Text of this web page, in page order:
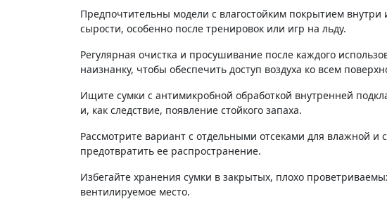
Предпочтительны модели с влагостойким покрытием
сырости, особенно после тренировок или игр на льду.
Регулярная очистка и просушивание после каждого
наизнанку, чтобы обеспечить доступ воздуха ко всем
Ищите сумки с антимикробной обработкой внутренней
и, как следствие, появление стойкого запаха.
Рассмотрите вариант с отдельными отсеками для влажной и
предотвратить ее распространение.
Избегайте хранения сумки в закрытых, плохо
вентилируемое место.